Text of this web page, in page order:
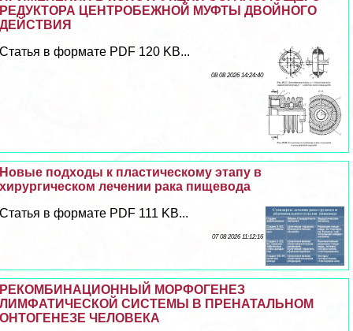
РЕДУКТОРА ЦЕНТРОБЕЖНОЙ МУФТЫ ДВОЙНОГО
ДЕЙСТВИЯ
Статья в формате PDF 120 KB...
08 08 2026 14:24:40
Новые подходы к пластическому этапу в
хирургическом лечении paка пищевода
Статья в формате PDF 111 KB...
07 08 2026 11:12:16
РЕКОМБИНАЦИОННЫЙ МОРФОГЕНЕЗ
ЛИМФАТИЧЕСКОЙ СИСТЕМЫ В ПРЕНАТАЛЬНОМ
ОНТОГЕНЕЗЕ ЧЕЛОВЕКА